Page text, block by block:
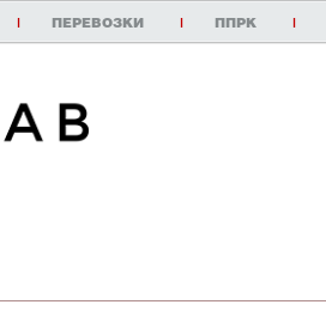
| ПЕРЕВОЗКИ | ППРК |